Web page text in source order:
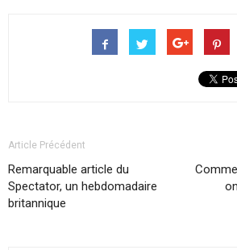
Article Précédent
Remarquable article du
Spectator, un hebdomadaire
britannique